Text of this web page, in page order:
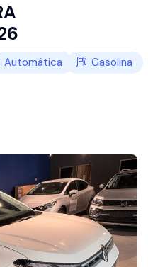
Automática Gasolina